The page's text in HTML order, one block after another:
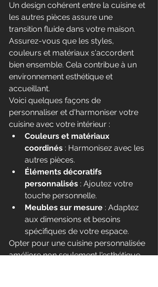
Un design cohérent entre la cuisine et
les autres pièces assure une
transition fluide dans votre maison.
Assurez-vous que les styles,
couleurs et matériaux s'accordent
bien ensemble. Cela contribue à un
environnement esthétique et
accueillant.
Voici quelques façons de
personnaliser et d'harmoniser votre
cuisine avec votre intérieur :
Couleurs et matériaux
coordinés : Harmonisez avec les
autres pièces.
Éléments décoratifs
personnalisés : Ajoutez votre
touche personnelle.
Meubles sur mesure : Adaptez
aux dimensions et besoins
spécifiques de votre espace.
Opter pour une cuisine personnalisée
améliore non seulement l'esthétique